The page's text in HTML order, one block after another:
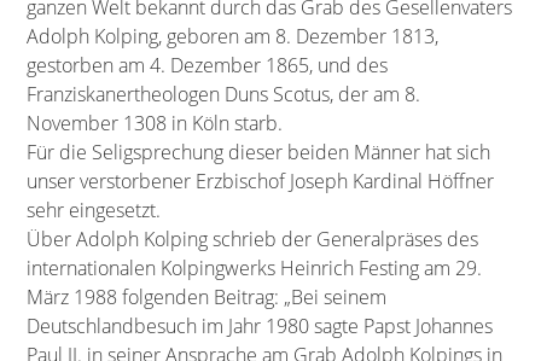
ganzen Welt bekannt durch das Grab des Gesellenvaters
Adolph Kolping, geboren am 8. Dezember 1813,
gestorben am 4. Dezember 1865, und des
Franziskanertheologen Duns Scotus, der am 8.
November 1308 in Köln starb.
Für die Seligsprechung dieser beiden Männer hat sich
unser verstorbener Erzbischof Joseph Kardinal Höffner
sehr eingesetzt.
Über Adolph Kolping schrieb der Generalpräses des
internationalen Kolpingwerks Heinrich Festing am 29.
März 1988 folgenden Beitrag: „Bei seinem
Deutschlandbesuch im Jahr 1980 sagte Papst Johannes
Paul II. in seiner Ansprache am Grab Adolph Kolpings in